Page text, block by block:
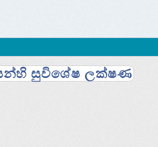
සුවිශේෂ ලක්‌ෂණ